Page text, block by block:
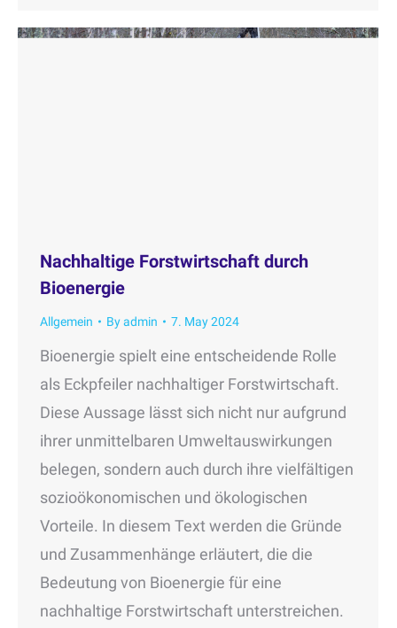
Nachhaltige Forstwirtschaft durch
Bioenergie
Allgemein Byadmin 7. May 2024
Bioenergie spielt eine entscheidende Rolle
als Eckpfeiler nachhaltiger Forstwirtschaft.
Diese Aussage lässt sich nicht nur aufgrund
ihrer unmittelbaren Umweltauswirkungen
belegen, sondern auch durch ihre vielfältigen
sozioökonomischen und ökologischen
Vorteile. In diesem Text werden die Gründe
und Zusammenhänge erläutert, die die
Bedeutung von Bioenergie für eine
nachhaltige Forstwirtschaft unterstreichen.